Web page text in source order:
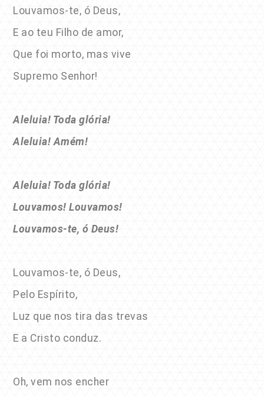
Louvamos-te, ó Deus,
E ao teu Filho de amor,
Que foi morto, mas vive
Supremo Senhor!
Aleluia! Toda glória!
Aleluia! Amém!
Aleluia! Toda glória!
Louvamos! Louvamos!
Louvamos-te, ó Deus!
Louvamos-te, ó Deus,
Pelo Espírito,
Luz que nos tira das trevas
E a Cristo conduz.
Oh, vem nos encher